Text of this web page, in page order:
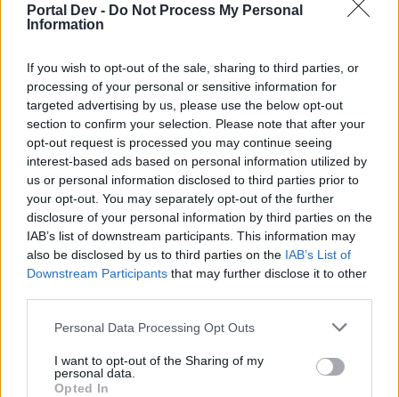
Portal Dev - Do Not Process My Personal
Information
If you wish to opt-out of the sale, sharing to third parties, or
processing of your personal or sensitive information for
targeted advertising by us, please use the below opt-out
section to confirm your selection. Please note that after your
opt-out request is processed you may continue seeing
interest-based ads based on personal information utilized by
us or personal information disclosed to third parties prior to
your opt-out. You may separately opt-out of the further
disclosure of your personal information by third parties on the
IAB’s list of downstream participants. This information may
also be disclosed by us to third parties on the IAB’s List of
Downstream Participants that may further disclose it to other
Personal Data Processing Opt Outs
I want to opt-out of the Sharing of my
personal data.
Opted In
Team Drakensang Online
Hallo Helden von Dracania,
Demnächst wird auf unserer Website ein Update bezüglich
der Angaben zu den minimalen Systemanforderungen für
das Spiel 'Drakensang Online' erfolgen. Diese Werte
wurden für eine Weile nicht aktualisiert, während am Spiel
selbst herumgebastelt wurde und es somit anders aussieht
als früher. Abgesehen von den graphischen
Verbesserungen über die Jahre hinweg, startete das Spiel
damals ohne Begleiter, Reittiere, Umhänge und einer
und mehr in Richtung einer Client-Version entwickelt.
All das hat dazu geführt, dass eine Aktualisierung der
Anforderungen notwendig wurde, welche es uns auch